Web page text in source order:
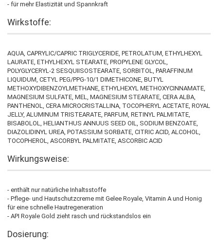
- für mehr Elastizität und Spannkraft
Wirkstoffe:
AQUA, CAPRYLIC/CAPRIC TRIGLYCERIDE, PETROLATUM, ETHYLHEXYL
LAURATE, ETHYLHEXYL STEARATE, PROPYLENE GLYCOL,
POLYGLYCERYL-2 SESQUIISOSTEARATE, SORBITOL, PARAFFINUM
LIQUIDUM, CETYL PEG/PPG-10/1 DIMETHICONE, BUTYL
METHOXYDIBENZOYLMETHANE, ETHYLHEXYL METHOXYCINNAMATE,
MAGNESIUM SULFATE, MEL, MAGNESIUM STEARATE, CERA ALBA,
PANTHENOL, CERA MICROCRISTALLINA, TOCOPHERYL ACETATE, ROYAL
JELLY, ALUMINUM TRISTEARATE, PARFUM, RETINYL PALMITATE,
BISABOLOL, HELIANTHUS ANNUUS SEED OIL, SODIUM BENZOATE,
DIAZOLIDINYL UREA, POTASSIUM SORBATE, CITRIC ACID, ALCOHOL,
TOCOPHEROL, ASCORBYL PALMITATE, ASCORBIC ACID
Wirkungsweise:
- enthält nur natürliche Inhaltsstoffe
- Pflege- und Hautschutzcreme mit Gelee Royale, Vitamin A und Honig
für eine schnelle Hautregeneration
- API Royale Gold zieht rasch und rückstandslos ein
Dosierung: